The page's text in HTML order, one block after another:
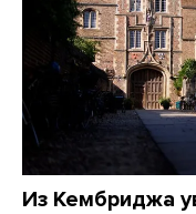
Из Кембриджа